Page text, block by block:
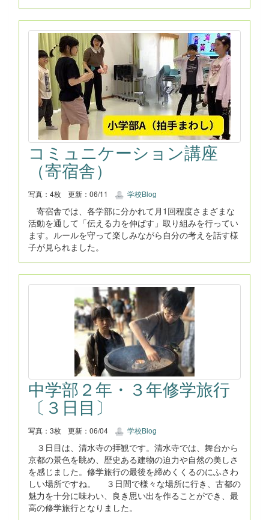
コミュニケーション講座
（寄宿舎）
写真：4枚 更新：06/11 学校Blog
寄宿舎では、各学部に分かれて月1回程度さまざまな
活動を通して「伝える力を伸ばす」取り組みを行ってい
ます。ルールを守って楽しみながら自分の考えを話す様
子が見られました。
中学部２年・３年修学旅行
〔３日目〕
写真：3枚 更新：06/04 学校Blog
３日目は、清水寺の拝観です。清水寺では、舞台から
京都の景色を眺め、歴史ある建物の迫力や自然の美しさ
を感じました。修学旅行の最後を締めくくるのにふさわ
しい場所ですね。 ３日間で様々な場所に行き、古都の
魅力を十分に味わい、良き思い出を作ることができ、最
高の修学旅行となりました。